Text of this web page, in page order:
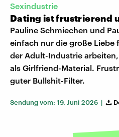
Sexindustrie
Dating ist frustrierend
Pauline Schmiechen und
einfach nur die große Liebe
der Adult-Industrie
als Girlfriend-Material.
guter Bullshit-Filter.
Sendung vom: 19. Juni 2026 |